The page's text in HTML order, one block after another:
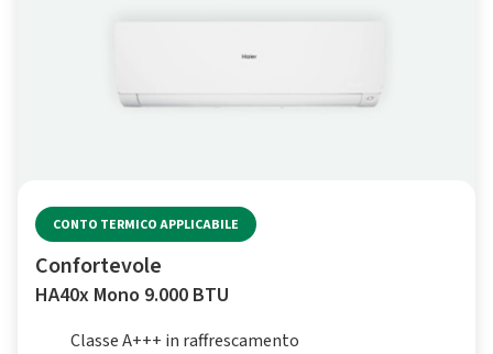
CONTO TERMICO APPLICABILE
Confortevole
HA40x Mono 9.000 BTU
Classe A+++ in raffrescamento